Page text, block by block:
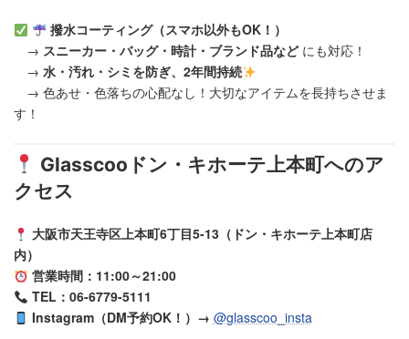
撥水コーティング（スマホ以外もOK！）
→ スニーカー・バッグ・時計・ブランド品などにも対応！
→ 水・汚れ・シミを防ぎ、2年間持続
→ 色あせ・色落ちの心配なし！大切なアイテムを長持ちさせま
す！
Glasscooドン・キホーテ上本町へのア
クセス
大阪市天王寺区上本町6丁目5-13（ドン・キホーテ上本町店
内）
営業時間：11:00～21:00
TEL：06-6779-5111
Instagram（DM予約OK！）→ @glasscoo_insta